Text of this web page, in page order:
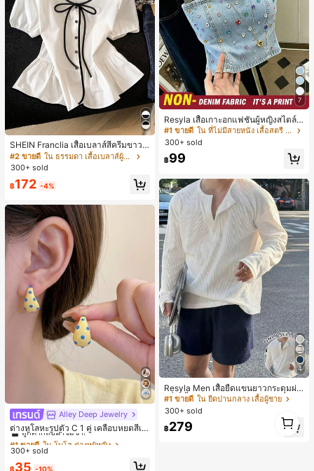
SHEIN Franclia เสื้อเบลาส์สีครีมขาวนุ่
มนวล เอวรูด, แต่งขอบตัดกัน + โบว์ผูก,
แขนพอง จับคู่กับกระโปรงชายระบาย,
กวัน
#2 ขายดี
ใน ธรรมดา เสื้อเบลาส์ผู้หญิง
300+ sold
฿172 -4%
Alley Deep Jewelry
ต่างหูโลหะรูปตัว C 1 คู่ เคลือบหยดสีเห
ลือง ลายจุดสีน้ำเงิน สไตล์ยุโรปและอเม
ริกัน แฟชั่นส่วนตัว หวานและสง่างาม
ดินทาง งานแต่งงาน ปาร์ตี้ วันเกิด ของ
#1 ขายดี ใน โบโฮ ต่างหูผู้หญิง
ลูกค้ากลับมาซื้อซ้ำ!
เกือบหมดแล้ว!
#1 ขายดี ใน โบโฮ ต่างหูผู้หญิง
ลูกค้ากลับมาซื้อซ้ำ!
เกือบหมดแล้ว!
#1 ขายดี ใน โบโฮ ต่างหูผู้หญิง
ลูกค้ากลับมาซื้อซ้ำ!
เกือบหมดแล้ว!
#1 ขายดี ใน โบโฮ ต่างหูผู้หญิง
300+ sold
฿35 -10%
7
Resyla เสื้อเกาะอกแฟชั่นผู้หญิงสไตล์ซั
มเมอร์อเนกประสงค์ลายเดนิม แนะนำ
สำหรับงานหนัก ขายดี ตกแต่งเพชรสีสั
นสดใสพิมพ์ลาย เหมาะสำหรับใส่ประ
จำวัน
#1 ขายดี
ใน ที่ไม่มีสายหนัง เสื้อสตรี เสื้อเบลาส์ & Tee
300+ sold
฿99
4
Resyla Men เสื้อยืดแขนยาวกระดุมผ่า
ครึ่งสีพื้นอเนกประสงค์ลำลองสำหรับผู้ช
าย
#1 ขายดี ใน ยืดปานกลาง เสื้อผู้ชาย
300+ sold
฿279
1